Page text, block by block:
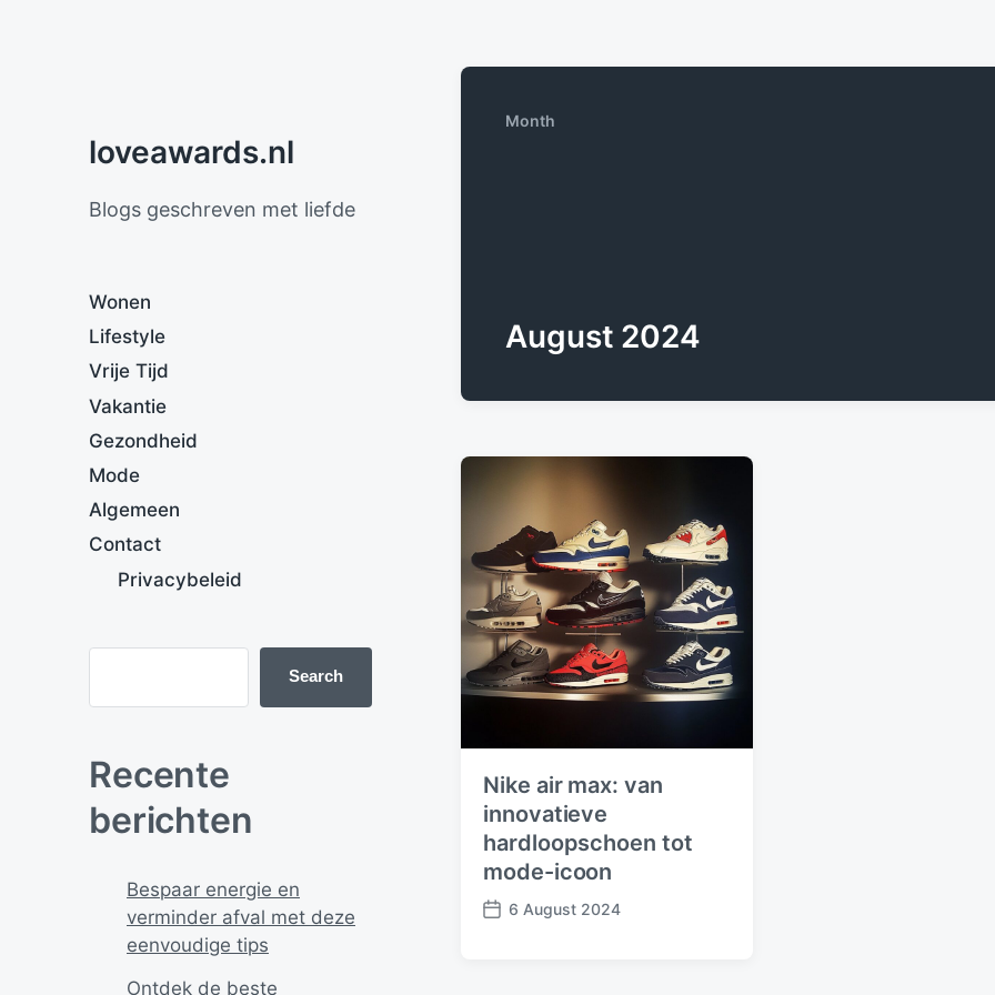
loveawards.nl
Blogs geschreven met liefde
Wonen
Lifestyle
Vrije Tijd
Vakantie
Gezondheid
Mode
Algemeen
Contact
Privacybeleid
Search
Recente
berichten
Bespaar energie en
verminder afval met deze
eenvoudige tips
Ontdek de beste
Month
August 2024
Nike air max: van
innovatieve
hardloopschoen tot
mode-icoon
P
6 August 2024